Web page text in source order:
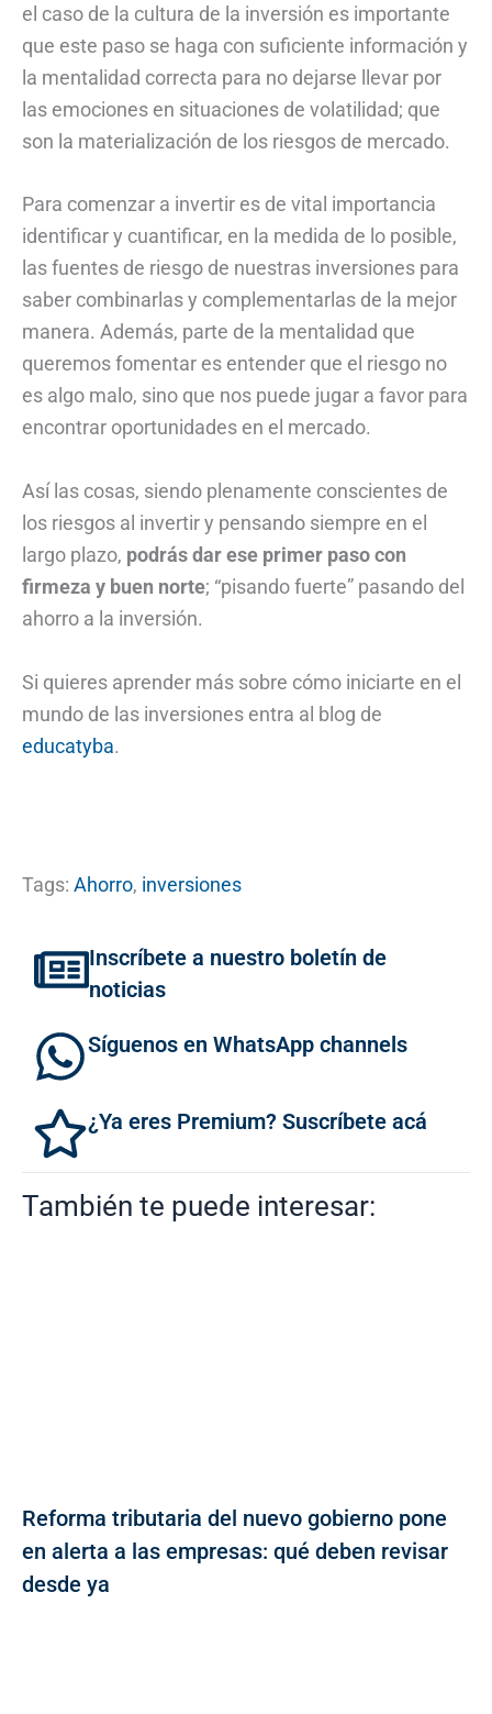
el caso de la cultura de la inversión es importante
que este paso se haga con suficiente información y
la mentalidad correcta para no dejarse llevar por
las emociones en situaciones de volatilidad; que
son la materialización de los riesgos de mercado.
Para comenzar a invertir es de vital importancia
identificar y cuantificar, en la medida de lo posible,
las fuentes de riesgo de nuestras inversiones para
saber combinarlas y complementarlas de la mejor
manera. Además, parte de la mentalidad que
queremos fomentar es entender que el riesgo no
es algo malo, sino que nos puede jugar a favor para
encontrar oportunidades en el mercado.
Así las cosas, siendo plenamente conscientes de
los riesgos al invertir y pensando siempre en el
largo plazo, podrás dar ese primer paso con
firmeza y buen norte; “pisando fuerte” pasando del
ahorro a la inversión.
Si quieres aprender más sobre cómo iniciarte en el
mundo de las inversiones entra al blog de
educatyba.
Tags: Ahorro, inversiones
Inscríbete a nuestro boletín de
noticias
Síguenos en WhatsApp channels
¿Ya eres Premium? Suscríbete acá
También te puede interesar:
Reforma tributaria del nuevo gobierno pone
en alerta a las empresas: qué deben revisar
desde ya